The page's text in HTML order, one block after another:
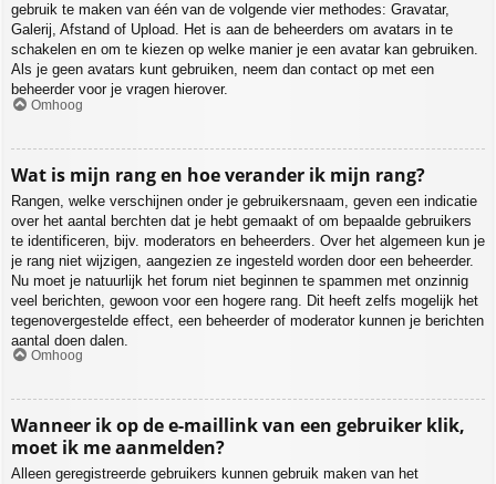
gebruik te maken van één van de volgende vier methodes: Gravatar,
Galerij, Afstand of Upload. Het is aan de beheerders om avatars in te
schakelen en om te kiezen op welke manier je een avatar kan gebruiken.
Als je geen avatars kunt gebruiken, neem dan contact op met een
beheerder voor je vragen hierover.
Omhoog
Wat is mijn rang en hoe verander ik mijn rang?
Rangen, welke verschijnen onder je gebruikersnaam, geven een indicatie
over het aantal berchten dat je hebt gemaakt of om bepaalde gebruikers
te identificeren, bijv. moderators en beheerders. Over het algemeen kun je
je rang niet wijzigen, aangezien ze ingesteld worden door een beheerder.
Nu moet je natuurlijk het forum niet beginnen te spammen met onzinnig
veel berichten, gewoon voor een hogere rang. Dit heeft zelfs mogelijk het
tegenovergestelde effect, een beheerder of moderator kunnen je berichten
aantal doen dalen.
Omhoog
Wanneer ik op de e-maillink van een gebruiker klik,
moet ik me aanmelden?
Alleen geregistreerde gebruikers kunnen gebruik maken van het